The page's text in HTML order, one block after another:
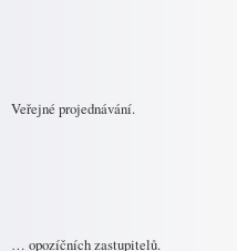
Veřejné projednávání.
… opozíčních zastupitelů.